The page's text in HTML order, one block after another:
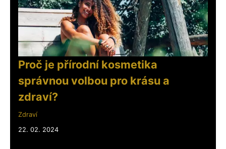
Proč je přírodní kosmetika
správnou volbou pro krásu a
zdraví?
Zdraví
22. 02. 2024